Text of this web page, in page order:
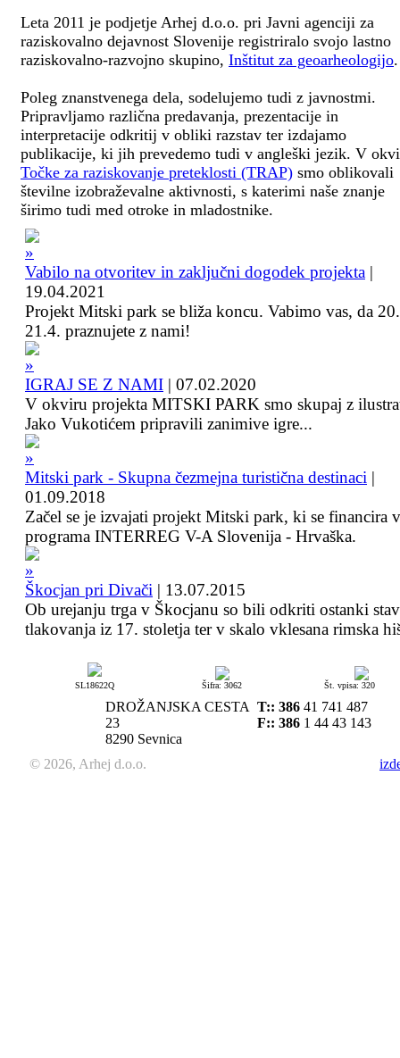
Leta 2011 je podjetje Arhej d.o.o. pri Javni agenciji za
raziskovalno dejavnost Slovenije registriralo svojo lastno
raziskovalno-razvojno skupino, Inštitut za geoarheologijo.
Poleg znanstvenega dela, sodelujemo tudi z javnostmi.
Pripravljamo različna predavanja, prezentacije in
interpretacije odkritij v obliki razstav ter izdajamo
publikacije, ki jih prevedemo tudi v angleški jezik. V
Točke za raziskovanje preteklosti (TRAP) smo oblikovali
številne izobraževalne aktivnosti, s katerimi naše znanje
širimo tudi med otroke in mladostnike.
Vabilo na otvoritev in zaključni dogodek projekta |
19.04.2021
Projekt Mitski park se bliža koncu. Vabimo vas, da
21.4. praznujete z nami!
IGRAJ SE Z NAMI | 07.02.2020
V okviru projekta MITSKI PARK smo skupaj z
Jako Vukotićem pripravili zanimive igre...
Mitski park - Skupna čezmejna turistična destinaci |
01.09.2018
Začel se je izvajati projekt Mitski park, ki se financira
programa INTERREG V-A Slovenija - Hrvaška.
Škocjan pri Divači | 13.07.2015
Ob urejanju trga v Škocjanu so bili odkriti ostanki
tlakovanja iz 17. stoletja ter v skalo vklesana rimska
SL18622Q Šifra: 3062 Št. vpisa: 320
DROŽANJSKA CESTA
23
8290 Sevnica
T:: 386 41 741 487
F:: 386 1 44 43 143
© 2026, Arhej d.o.o.